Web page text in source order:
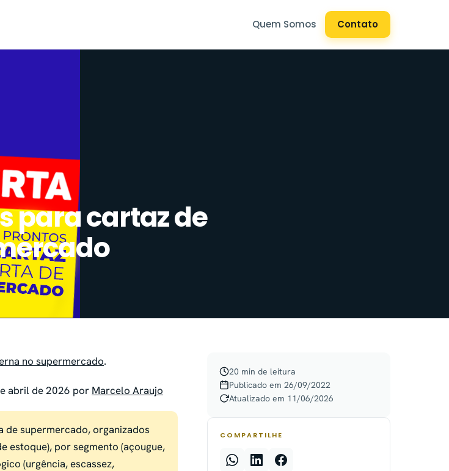
Quem Somos Contato
para cartaz de
no supermercado.
abril de 2026 por Marcelo Araujo
supermercado, organizados
estoque), por segmento (açougue,
(urgência, escassez,
20 min de leitura
Publicado em 26/09/2022
Atualizado em 11/06/2026
COMPARTILHE